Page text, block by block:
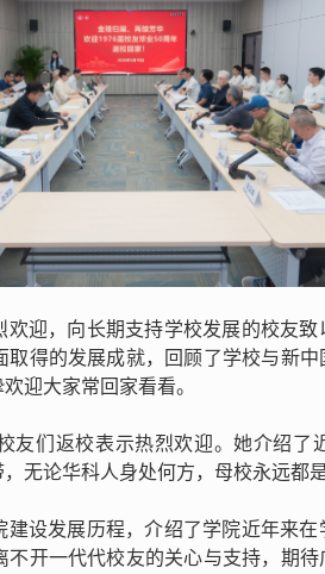
迎，向长期支持学校发展的校友
得的发展成就，回顾了学校与新
迎大家常回家看看。
友们返校表示热烈欢迎。她介绍了
无论华科人身处何方，母校永远都
设发展历程，介绍了学院近年来
开一代代校友的关心与支持，期